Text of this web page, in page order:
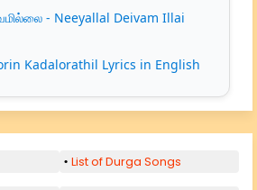
- Neeyallal Deivam Illai
Kadalorathil Lyrics in English
List of Durga Songs